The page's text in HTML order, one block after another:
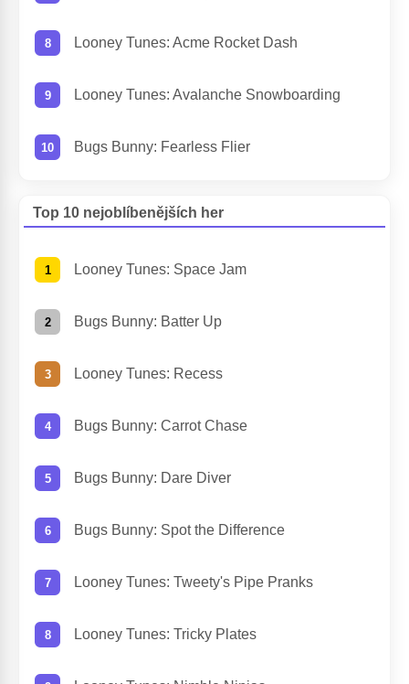
Looney Tunes: Acme Rocket Dash
Looney Tunes: Avalanche Snowboarding
Bugs Bunny: Fearless Flier
Top 10 nejoblíbenějších her
Looney Tunes: Space Jam
Bugs Bunny: Batter Up
Looney Tunes: Recess
Bugs Bunny: Carrot Chase
Bugs Bunny: Dare Diver
Bugs Bunny: Spot the Difference
Looney Tunes: Tweety's Pipe Pranks
Looney Tunes: Tricky Plates